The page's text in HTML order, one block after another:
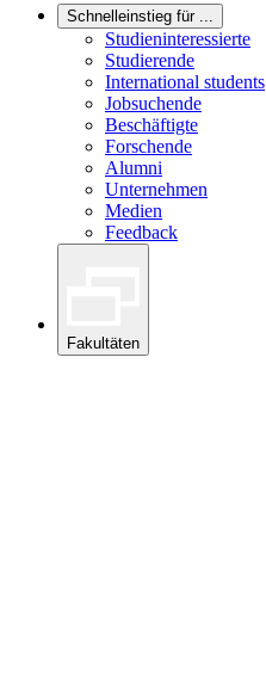
Schnelleinstieg für ...
Studieninteressierte
Studierende
International students
Jobsuchende
Beschäftigte
Forschende
Alumni
Unternehmen
Medien
Feedback
Fakultäten